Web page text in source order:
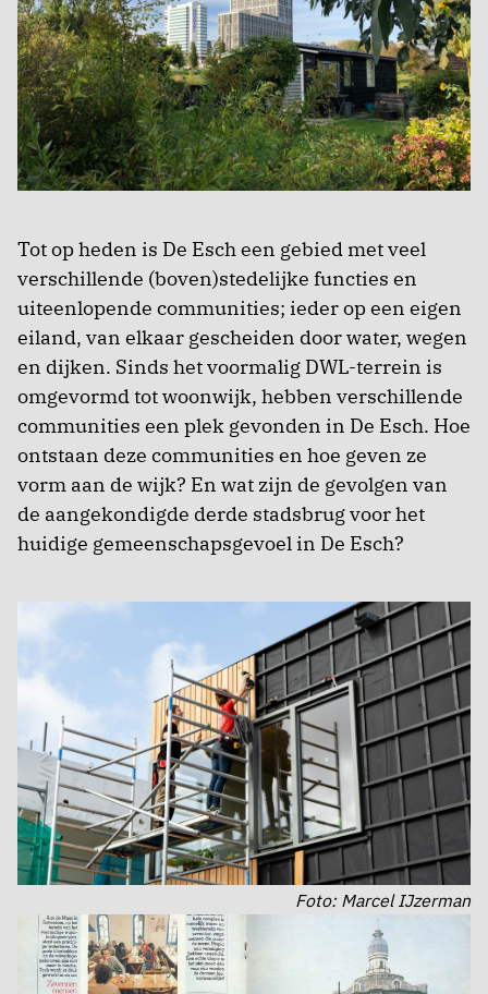
Tot op heden is De Esch een gebied met veel
verschillende (boven)stedelijke functies en
uiteenlopende communities; ieder op een eigen
eiland, van elkaar gescheiden door water, wegen
en dijken. Sinds het voormalig DWL-terrein is
omgevormd tot woonwijk, hebben verschillende
communities een plek gevonden in De Esch. Hoe
ontstaan deze communities en hoe geven ze
vorm aan de wijk? En wat zijn de gevolgen van
de aangekondigde derde stadsbrug voor het
huidige gemeenschapsgevoel in De Esch?
Foto: Marcel IJzerman